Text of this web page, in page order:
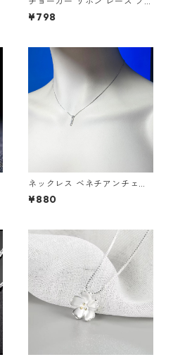
ック ストーン アクセサリー コ
スプレ レディース
¥798
ネックレス ベネチアンチェー
ン ミニマル バーペンダント ラ
インストーン
¥880